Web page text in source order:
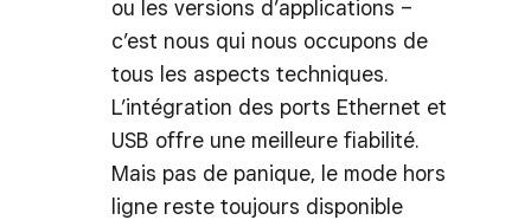
ou les versions d’applications –
c’est nous qui nous occupons de
tous les aspects techniques.
L’intégration des ports Ethernet et
USB offre une meilleure fiabilité.
Mais pas de panique, le mode hors
ligne reste toujours disponible